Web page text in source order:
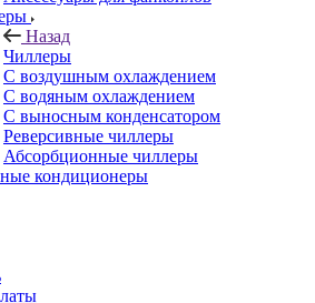
Назад
Чиллеры
С воздушным охлаждением
С водяным охлаждением
С выносным конденсатором
Реверсивные чиллеры
Абсорбционные чиллеры
кондиционеры